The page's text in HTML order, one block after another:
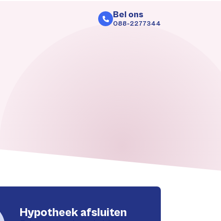
Bel ons
088-2277344
Hypotheek afsluiten